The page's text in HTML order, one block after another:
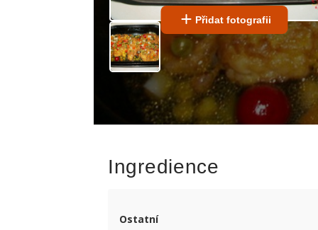
Přidat fotografii
Ingredience
Ostatní